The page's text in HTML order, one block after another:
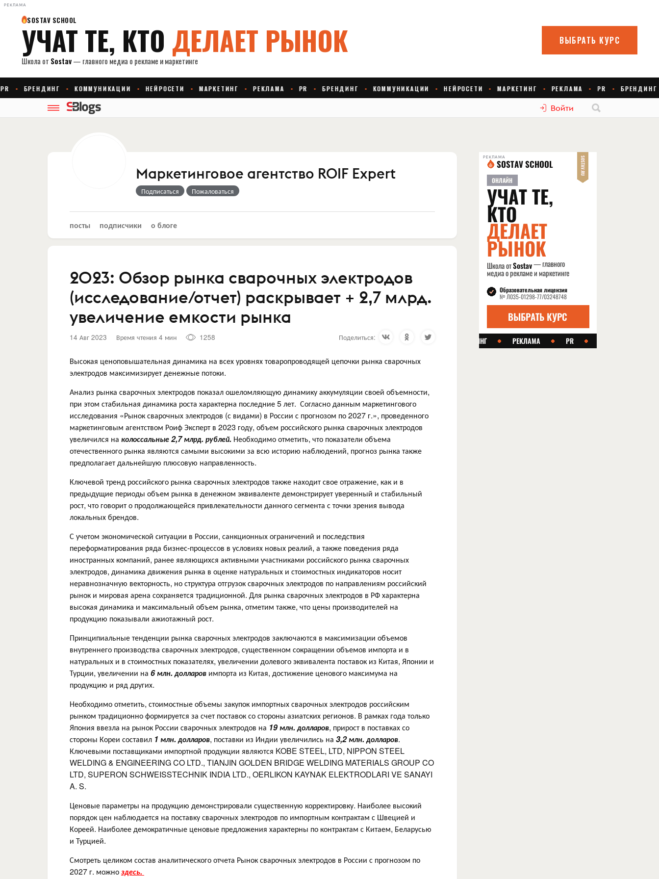
РЕКЛАМА
Войти
Маркетинговое агентство ROIF Expert
Подписаться Пожаловаться
посты подписчики о блоге
2023: Обзор рынка сварочных электродов
(исследование/отчет) раскрывает + 2,7 млрд.
увеличение емкости рынка
14 Авг 2023 Время чтения 4 мин 1258 Поделиться:
Высокая ценоповышательная динамика на всех уровнях товаропроводящей цепочки рынка сварочных
электродов максимизирует денежные потоки.
Анализ рынка сварочных электродов показал ошеломляющую динамику аккумуляции своей объемности,
при этом стабильная динамика роста характерна последние 5 лет. Согласно данным маркетингового
исследования «Рынок сварочных электродов (с видами) в России с прогнозом по 2027 г.», проведенного
маркетинговым агентством Роиф Эксперт в 2023 году, объем российского рынка сварочных электродов
увеличился на колоссальные 2,7 млрд. рублей. Необходимо отметить, что показатели объема
отечественного рынка являются самыми высокими за всю историю наблюдений, прогноз рынка также
предполагает дальнейшую плюсовую направленность.
Ключевой тренд российского рынка сварочных электродов также находит свое отражение, как и в
предыдущие периоды объем рынка в денежном эквиваленте демонстрирует уверенный и стабильный
рост, что говорит о продолжающейся привлекательности данного сегмента с точки зрения вывода
локальных брендов.
С учетом экономической ситуации в России, санкционных ограничений и последствия
переформатирования ряда бизнес-процессов в условиях новых реалий, а также поведения ряда
иностранных компаний, ранее являющихся активными участниками российского рынка сварочных
электродов, динамика движения рынка в оценке натуральных и стоимостных индикаторов носит
неравнозначную векторность, но структура отгрузок сварочных электродов по направлениям российский
рынок и мировая арена сохраняется традиционной. Для рынка сварочных электродов в РФ характерна
высокая динамика и максимальный объем рынка, отметим также, что цены производителей на
продукцию показывали ажиотажный рост.
Принципиальные тенденции рынка сварочных электродов заключаются в максимизации объемов
внутреннего производства сварочных электродов, существенном сокращении объемов импорта и в
натуральных и в стоимостных показателях, увеличении долевого эквивалента поставок из Китая, Японии и
Турции, увеличении на 6 млн. долларов импорта из Китая, достижение ценового максимума на
продукцию и ряд других.
Необходимо отметить, стоимостные объемы закупок импортных сварочных электродов российским
рынком традиционно формируется за счет поставок со стороны азиатских регионов. В рамках года только
Япония ввезла на рынок России сварочных электродов на 19 млн. долларов, прирост в поставках со
стороны Кореи составил 1 млн. долларов, поставки из Индии увеличились на 3,2 млн. долларов.
Ключевыми поставщиками импортной продукции являются KOBE STEEL, LTD, NIPPON STEEL
WELDING & ENGINEERING CO LTD., TIANJIN GOLDEN BRIDGE WELDING MATERIALS GROUP CO
LTD, SUPERON SCHWEISSTECHNIK INDIA LTD., OERLIKON KAYNAK ELEKTRODLARI VE SANAYI
A. S.
Ценовые параметры на продукцию демонстрировали существенную корректировку. Наиболее высокий
порядок цен наблюдается на поставку сварочных электродов по импортным контрактам с Швецией и
Кореей. Наиболее демократичные ценовые предложения характерны по контрактам с Китаем, Беларусью
и Турцией.
Смотреть целиком состав аналитического отчета Рынок сварочных электродов в России с прогнозом по
2027 г. можноздесь.
РЕКЛАМА